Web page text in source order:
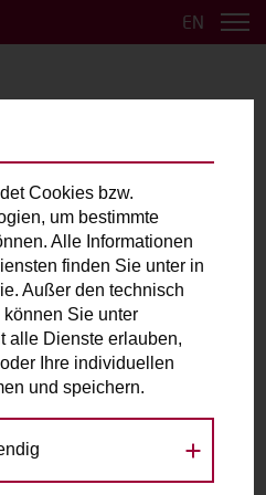
EN
65 vario
(inkl. fahrende
H: 50cm
Wetterschutz, Schlosskette,
Display, Akku (545 Wh)
Cookies bzw.
um bestimmte
Alle Informationen
finden Sie unter in
Außer den technisch
Sie unter
alle Dienste erlauben,
Ihre individuellen
und speichern.